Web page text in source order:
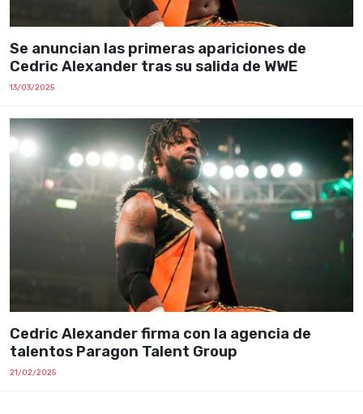
Se anuncian las primeras apariciones de
Cedric Alexander tras su salida de WWE
13/03/2025
Cedric Alexander firma con la agencia de
talentos Paragon Talent Group
21/02/2025